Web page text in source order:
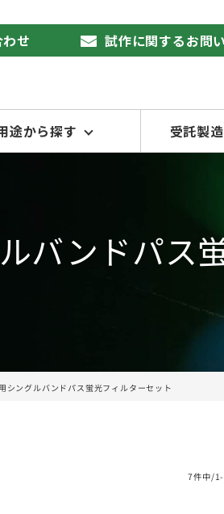
せ 試作に関するお問
途から探す 受託製
バンドパス
ングルバンドパス蛍光フィルターセット
7件中/